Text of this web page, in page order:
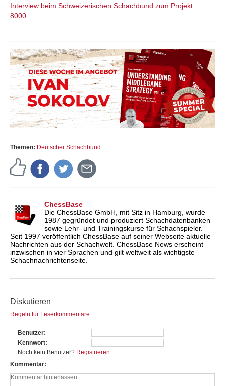
Interview beim Schweizerischen Schachbund zum Projekt
8000...
Themen: Deutscher Schachbund
ChessBase
Die ChessBase GmbH, mit Sitz in Hamburg, wurde
1987 gegründet und produziert Schachdatenbanken
sowie Lehr- und Trainingskurse für Schachspieler.
Seit 1997 veröffentlich ChessBase auf seiner Webseite aktuelle
Nachrichten aus der Schachwelt. ChessBase News erscheint
inzwischen in vier Sprachen und gilt weltweit als wichtigste
Schachnachrichtenseite.
Diskutieren
Regeln für Leserkommentare
Benutzer
Kennwort
Noch kein Benutzer? Registrieren
Kommentar